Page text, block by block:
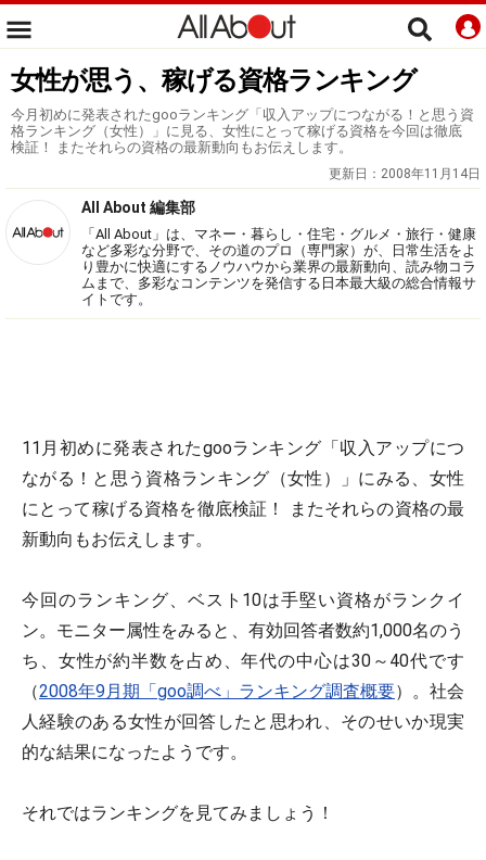
女性が思う、稼げる資格ランキング
今月初めに発表されたgooランキング「収入アップにつながる！と思う資
格ランキング（女性）」に見る、女性にとって稼げる資格を今回は徹底
検証！ またそれらの資格の最新動向もお伝えします。
更新日： 2008年11月14日
All About 編集部
「All About」は、マネー・暮らし・住宅・グルメ・旅行・健康
など多彩な分野で、その道のプロ（専門家）が、日常生活をよ
り豊かに快適にするノウハウから業界の最新動向、読み物コラ
ムまで、多彩なコンテンツを発信する日本最大級の総合情報サ
イトです。
11月初めに発表されたgooランキング「収入アップにつ
ながる！と思う資格ランキング（女性）」にみる、女性
にとって稼げる資格を徹底検証！ またそれらの資格の最
新動向もお伝えします。
今回のランキング、ベスト10は手堅い資格がランクイ
ン。モニター属性をみると、有効回答者数約1,000名のう
ち、女性が約半数を占め、年代の中心は30～40代です
（2008年9月期「goo調べ」ランキング調査概要）。社会
人経験のある女性が回答したと思われ、そのせいか現実
的な結果になったようです。
それではランキングを見てみましょう！